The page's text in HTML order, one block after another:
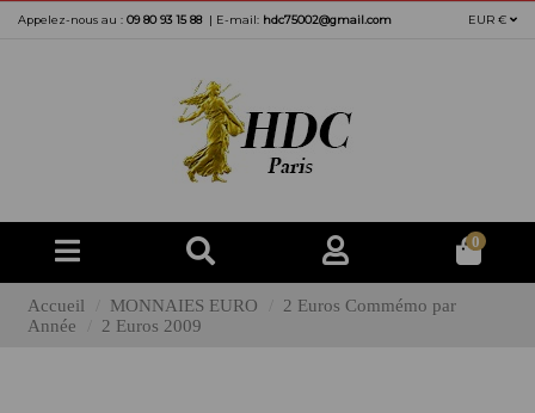
Appelez-nous au : 09 80 93 15 88 | E-mail: hdc75002@gmail.com EUR €
0
Accueil MONNAIES EURO
2 Euros Commémo par
Année
2 Euros 2009